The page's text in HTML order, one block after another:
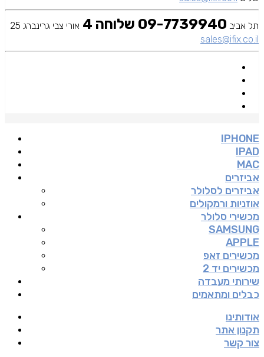
תל אביב 09-7739940 שלוחה 4
אורי צבי גרינברג 25
sales@ifix.co.il
IPHONE
IPAD
MAC
אביזרים
אביזרים לסלולר
אוזניות ורמקולים
מכשירי סלולר
SAMSUNG
APPLE
מכשירים זאפ
מכשירים יד 2
שירותי מעבדה
כבלים ומתאמים
אודותינו
תקנון אתר
צור קשר